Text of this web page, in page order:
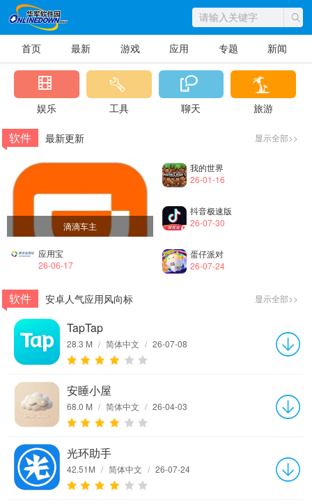
首页 最新 游戏 应用 专题 新闻
娱乐 工具 聊天 旅游
显示全部>>
软件 最新更新
我的世界
26-01-16
抖音极速版
26-07-30
蛋仔派对
26-07-24
滴滴车主
应用宝
26-06-17
显示全部>>
软件 安卓人气应用风向标
TapTap
28.3 M / 简体中文 / 26-07-08
安睡小屋
68.0 M / 简体中文 / 26-04-03
光环助手
42.51M / 简体中文 / 26-07-24